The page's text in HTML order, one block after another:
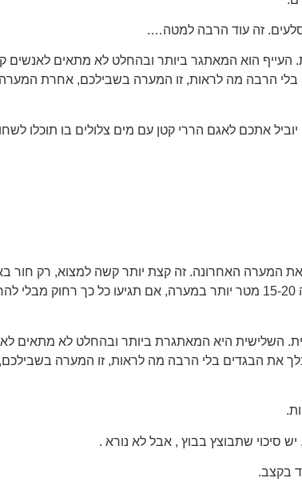
זה עוד הרבה למטה….
העייף הוא המאתגר ביותר ובהחלט לא מתאים לאנשים
בלי הרבה מה לראות, זו המערה בשבילכם, אחרת המערה
השחייה שלך וללכת בשביל המוביל כלפי מעלה למשך 5 עד 10 דקות נוספות. זה יוביל אתכם לאגם הררי קטן עם מים צלולים
ובפסגה, רק כ-50 מטרים יותר למעלה, אולי תמצאו את המערה האחרונה. זה קצת יותר קשה למצוא,
מערה הדוקה הרבה יותר עם מעט מאוד אור יום. אתה לא יכול ללכת ישר, ועלול להתלכלך קצת. הוא אכן מתרחב וגבוה 15-20 מטר יותר במערה, אם תגיעו
השלישית היא המאתגרת ביותר ובהחלט לא מתאים
את הבגדים בלי הרבה מה לראות, זו המערה
סיכוי שתבוצץ בבוץ , אבל לא נורא .
בקצב.